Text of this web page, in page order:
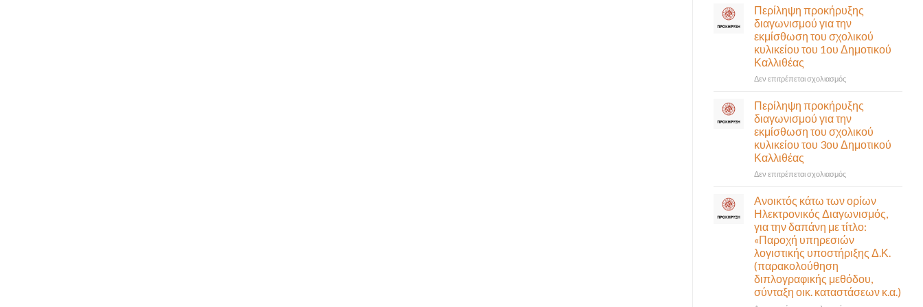
αναγκαίο
και
σημαντικό
έργο
υποδομής
σε
έκτακτη
συνεδρίαση
της
Δημοτικής
δια
ζώσης
(στην
αίθουσα
&
τηλεδιάσκεψη
(μικτή
συνεδρίαση),
την
Πέμπτη
06
Αυγούστου
&
ώρα
Περίληψη προκήρυξης
διαγωνισμού για την
εκμίσθωση του σχολικού
κυλικείου του 1ου Δημοτικού
Καλλιθέας
Δεν επιτρέπεται σχολιασμόςστο
προκήρυξης
διαγωνισμού
για
την
εκμίσθωση
1ου
Δημοτικού
Καλλιθέας
Περίληψη προκήρυξης
διαγωνισμού για την
εκμίσθωση του σχολικού
κυλικείου του 3ου Δημοτικού
Καλλιθέας
Δεν επιτρέπεται σχολιασμόςστο
προκήρυξης
διαγωνισμού
για
την
εκμίσθωση
του
κυλικείου
του
Ανοικτός κάτω των ορίων
Ηλεκτρονικός Διαγωνισμός,
για την δαπάνη με τίτλο:
«Παροχή υπηρεσιών
λογιστικής υποστήριξης Δ.Κ.
(παρακολούθηση
διπλογραφικής μεθόδου,
σύνταξη οικ. καταστάσεων κ.α.)